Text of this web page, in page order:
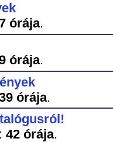
órája.
órája.
órája.
42 órája.